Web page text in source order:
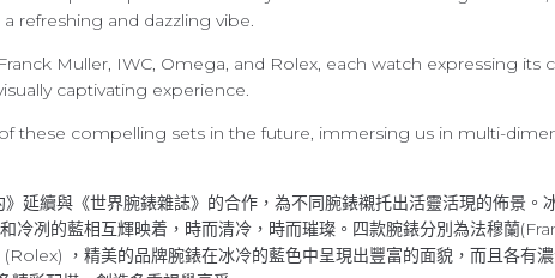
refreshing and dazzling vibe.
Muller, IWC, Omega, and Rolex, each watch expressing its
captivating experience.
these compelling sets in the future, immersing us in multi-
延續與《世界腕錶雜誌》的合作，為不同腕錶襯托出活靈活現的佈景。
冷冽的藍相互輝映着，時而清冷，時而璀璨。四款腕錶分別為法穆蘭
，精美的品牌腕錶在冰冷的藍色中呈現出豐富的面貌，而且各有